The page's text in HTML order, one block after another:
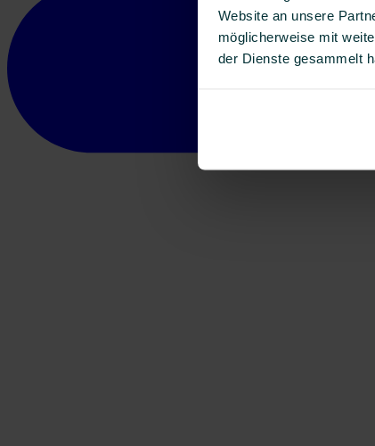
Website an unsere
möglicherweise mit
der Dienste gesammelt